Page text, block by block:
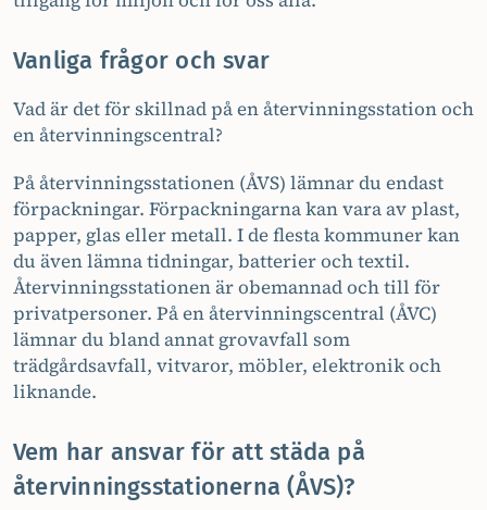
Vanliga frågor och svar
Vad är det för skillnad på en återvinningsstation och
en återvinningscentral?
På återvinningsstationen (ÅVS) lämnar du endast
förpackningar. Förpackningarna kan vara av plast,
papper, glas eller metall. I de flesta kommuner kan
du även lämna tidningar, batterier och textil.
Återvinningsstationen är obemannad och till för
privatpersoner. På en återvinningscentral (ÅVC)
lämnar du bland annat grovavfall som
trädgårdsavfall, vitvaror, möbler, elektronik och
liknande.
Vem har ansvar för att städa på
återvinningsstationerna (ÅVS)?